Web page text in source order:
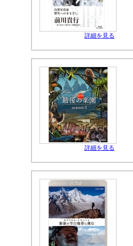
詳細を見る
詳細を見る